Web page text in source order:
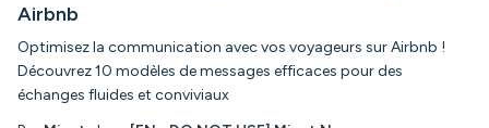
Airbnb
Optimisez la communication avec vos voyageurs sur Airbnb !
Découvrez 10 modèles de messages efficaces pour des
échanges fluides et conviviaux